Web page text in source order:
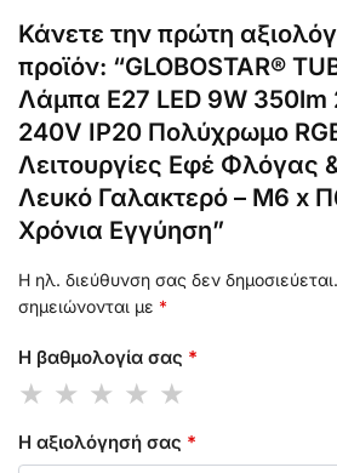
Κάνετε την πρώτη
προϊόν: “GLOBOSTAR®
Λάμπα E27 LED 9W 350lm
240V IP20 Πολύχρωμο
Λειτουργίες Εφέ Φλόγας
Λευκό Γαλακτερό – Μ6 x
Χρόνια Εγγύηση”
Η ηλ. διεύθυνση σας δεν δημοσιεύεται.
σημειώνονται με *
Η βαθμολογία σας *
Η αξιολόγησή σας *